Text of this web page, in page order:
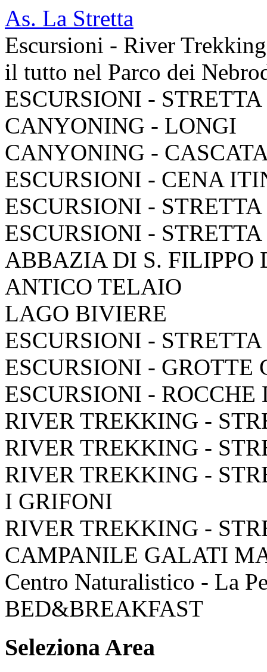
As. La Stretta
Escursioni - River
il tutto nel Parco dei
ESCURSIONI -
CANYONING - LONGI
CANYONING -
ESCURSIONI - CENA
ESCURSIONI -
ESCURSIONI -
ABBAZIA DI S. FILIPPO
ANTICO TELAIO
LAGO BIVIERE
ESCURSIONI -
ESCURSIONI - GROTTE
ESCURSIONI - ROCCHE
RIVER TREKKING -
RIVER TREKKING -
RIVER TREKKING -
I GRIFONI
RIVER TREKKING -
CAMPANILE GALATI
Centro Naturalistico - La
BED&BREAKFAST
Seleziona Area